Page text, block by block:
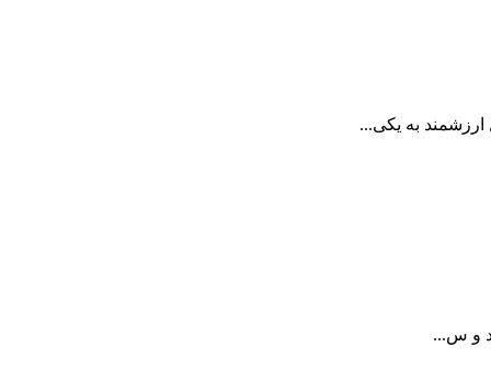
به یکی...
و س...